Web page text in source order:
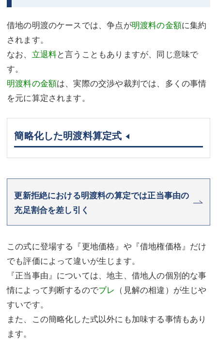
債務整理
マスコミ取材・実績
アクセス
東京事務所 (新宿・四谷)
川口事務所（埼玉県川口市）
マスコミ取材・実績
アクセス
埼玉事務所 (さいたま市)
借地の明渡のケースでは、争点が明渡料の金額に集約
されます。
なお、 立退料と言うこともありますが、同じ意味で
す。
明渡料の金額は、実際の交渉や裁判では、多くの事情
を元に算定されます。
簡略化した明渡料算定式
更新拒絶における明渡料の算定では正当事由の
充足割合を差し引く
この式に登場する『更地価格』や『借地権価格』だけ
でも評価によって違いが生じます。
『正当事由』については、地主、借地人の個別的な事
情によって判断するのでブレ （見解の相違）が生じや
すいです。
また、この簡略化した式以外にも加味する事情もあり
ます。